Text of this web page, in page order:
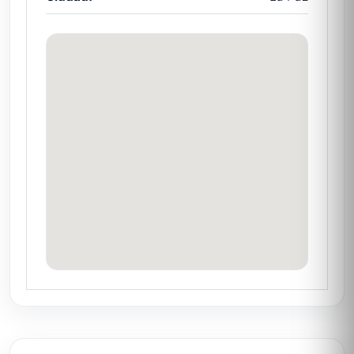
formulario. Asimismo, revisa antes